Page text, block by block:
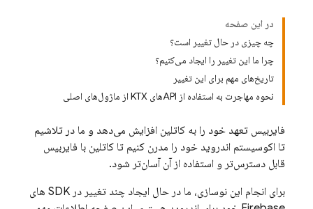
در این صفحه
چه چیزی در حال تغییر است؟
چرا ما این تغییر را ایجاد می‌کنیم؟
تاریخ‌های مهم برای این تغییر
نحوه مهاجرت به استفاده از APIهای KTX از ماژول‌های اصلی
فایربیس تعهد خود را به کاتلین افزایش می‌دهد و ما در تلاشیم
تا اکوسیستم اندروید خود را مدرن کنیم تا کاتلین با فایربیس
قابل دسترس‌تر و استفاده از آن آسان‌تر شود.
برای انجام این نوسازی، ما در حال ایجاد چند تغییر در SDK های